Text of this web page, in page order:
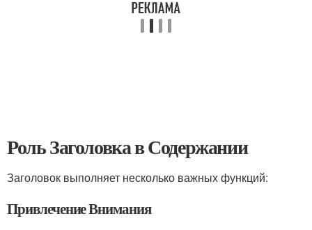
Роль Заголовка в Содержании
Заголовок выполняет несколько важных функций:
Привлечение Внимания